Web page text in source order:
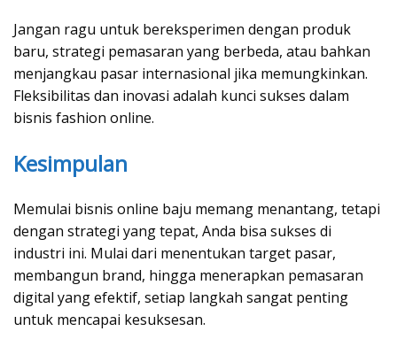
Jangan ragu untuk bereksperimen dengan produk
baru, strategi pemasaran yang berbeda, atau bahkan
menjangkau pasar internasional jika memungkinkan.
Fleksibilitas dan inovasi adalah kunci sukses dalam
bisnis fashion online.
Kesimpulan
Memulai bisnis online baju memang menantang, tetapi
dengan strategi yang tepat, Anda bisa sukses di
industri ini. Mulai dari menentukan target pasar,
membangun brand, hingga menerapkan pemasaran
digital yang efektif, setiap langkah sangat penting
untuk mencapai kesuksesan.